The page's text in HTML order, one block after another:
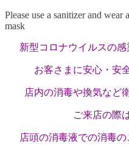
Please use a sanitizer and wear a
mask
新型コロナウイルスの
お客さまに安心・安
店内の消毒や換気など
ご来店の際
店頭の消毒液での消毒の